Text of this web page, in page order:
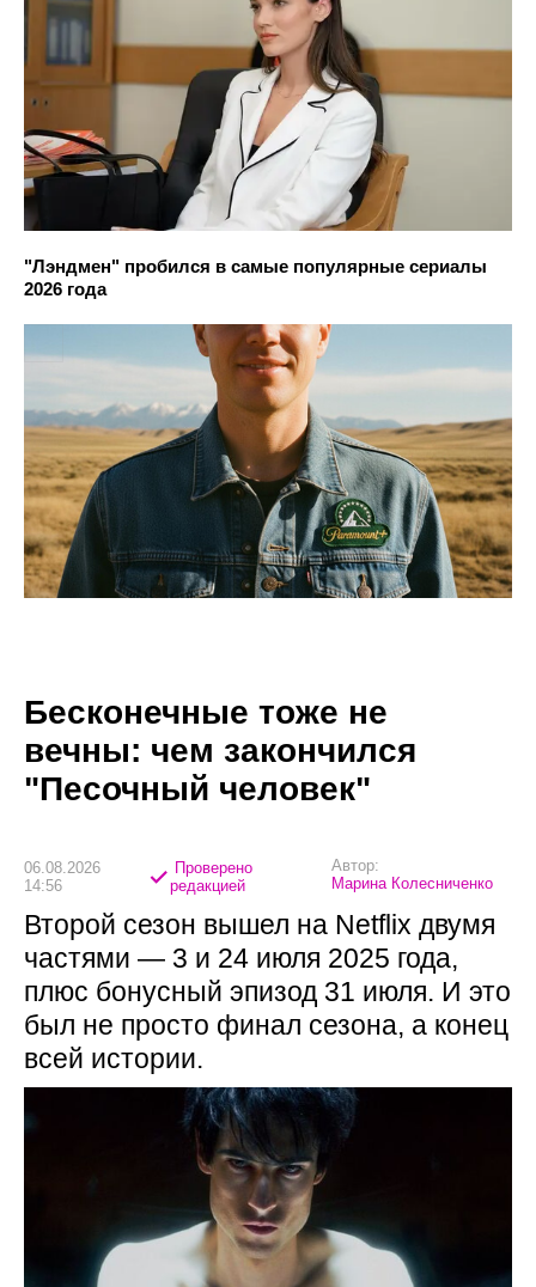
"Лэндмен" пробился в самые популярные сериалы
2026 года
Бесконечные тоже не
вечны: чем закончился
"Песочный человек"
06.08.2026
14:56
Проверено
редакцией
Автор:
Марина Колесниченко
Второй сезон вышел на Netflix двумя
частями — 3 и 24 июля 2025 года,
плюс бонусный эпизод 31 июля. И это
был не просто финал сезона, а конец
всей истории.